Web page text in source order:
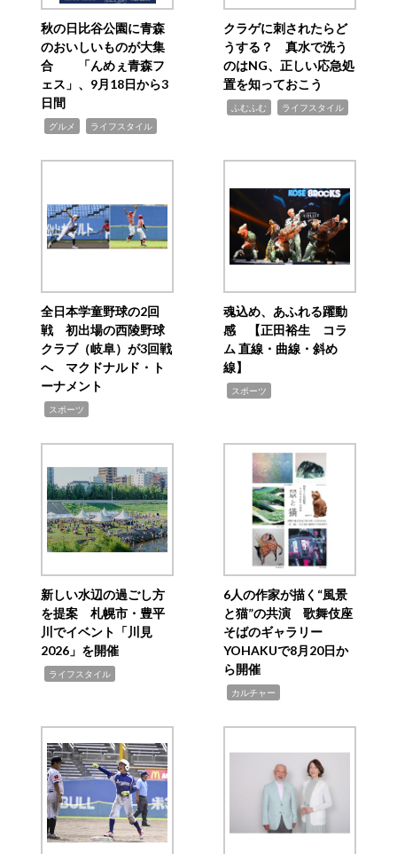
秋の日比谷公園に青森
のおいしいものが大集
合 「んめぇ青森フ
ェス」、9月18日から3
日間
グルメ ライフスタイル
クラゲに刺されたらど
うする？ 真水で洗う
のはNG、正しい応急処
置を知っておこう
ふむふむ ライフスタイル
全日本学童野球の2回
戦 初出場の西陵野球
クラブ（岐阜）が3回戦
へ マクドナルド・ト
ーナメント
スポーツ
魂込め、あふれる躍動
感 【正田裕生 コラ
ム 直線・曲線・斜め
線】
スポーツ
新しい水辺の過ごし方
を提案 札幌市・豊平
川でイベント「川見
2026」を開催
ライフスタイル
6人の作家が描く“風景
と猫”の共演 歌舞伎座
そばのギャラリー
YOHAKUで8月20日か
ら開催
カルチャー